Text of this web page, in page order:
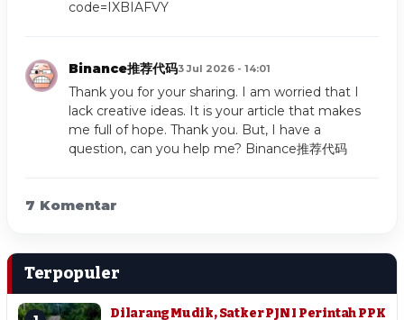
code=IXBIAFVY
Binance推荐代码3 Jul 2026 - 14:01
Thank you for your sharing. I am worried that I
lack creative ideas. It is your article that makes
me full of hope. Thank you. But, I have a
question, can you help me? Binance推荐代码
7 Komentar
Terpopuler
Dilarang Mudik, Satker PJN I Perintah PPK